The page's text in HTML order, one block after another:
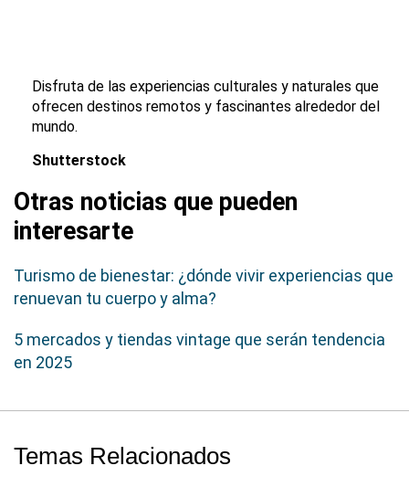
Disfruta de las experiencias culturales y naturales que
ofrecen destinos remotos y fascinantes alrededor del
mundo.
Shutterstock
Otras noticias que pueden
interesarte
Turismo de bienestar: ¿dónde vivir experiencias que
renuevan tu cuerpo y alma?
5 mercados y tiendas vintage que serán tendencia
en 2025
Temas Relacionados